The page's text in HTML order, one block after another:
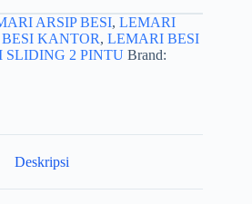
ARSIP BESI, LEMARI
KANTOR, LEMARI BESI
SLIDING 2 PINTU Brand:
Deskripsi